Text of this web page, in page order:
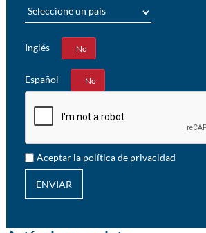
Inglés
Sí No
Español
Sí No
Aceptar la política de privacidad
ENVIAR